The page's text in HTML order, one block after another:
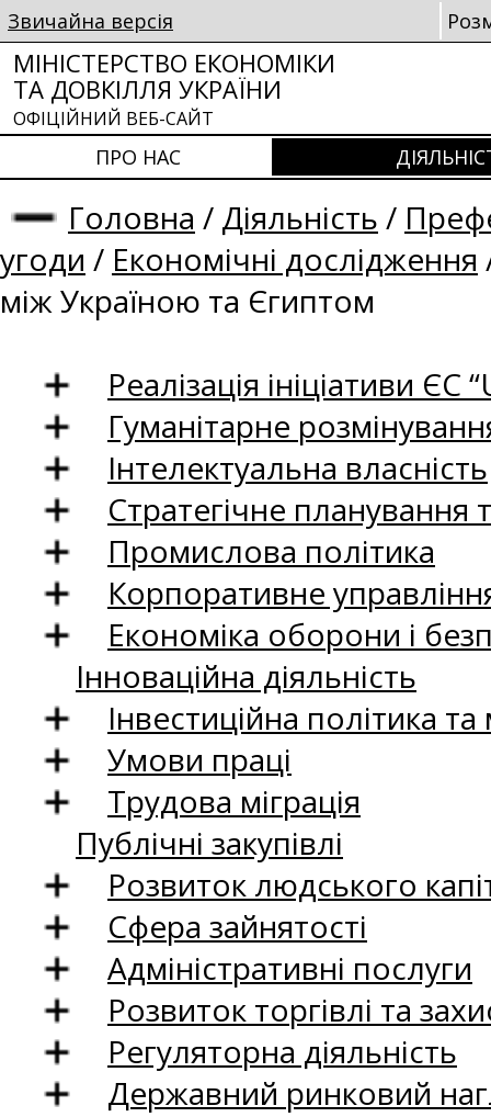
Звичайна версія
МІНІСТЕРСТВО ЕКОНОМІКИ
ТА ДОВКІЛЛЯ УКРАЇНИ
ОФІЦІЙНИЙ ВЕБ-САЙТ
ПРО НАС
Головна / Діяльність /
угоди / Економічні дослідження
між Україною та Єгиптом
Реалізація ініціативи ЄС
Гуманітарне
Інтелектуальна власність
Стратегічне
Промислова політика
Корпоративне
Економіка оборони і
Інноваційна діяльність
Інвестиційна політика
Умови праці
Трудова міграція
Публічні закупівлі
Розвиток людського
Сфера зайнятості
Адміністративні послуги
Розвиток торгівлі та
Регуляторна діяльність
Державний ринковий